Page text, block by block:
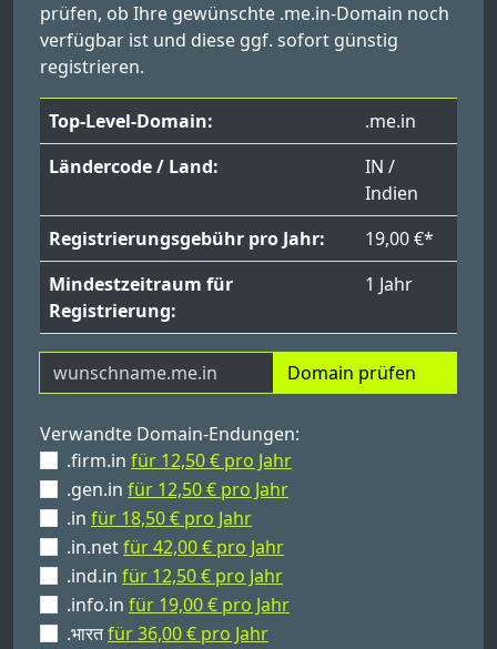
prüfen, ob Ihre gewünschte .me.in-Domain noch
verfügbar ist und diese ggf. sofort günstig
registrieren.
Top-Level-Domain:
.me.in
Ländercode / Land:
IN /
Indien
Registrierungsgebühr pro Jahr:
19,00 €*
Mindestzeitraum für
Registrierung:
1 Jahr
Domain prüfen
Verwandte Domain-Endungen:
.firm.in für 12,50 € pro Jahr
.gen.in für 12,50 € pro Jahr
.in für 18,50 € pro Jahr
.in.netfür 42,00 € pro Jahr
.ind.in für 12,50 € pro Jahr
.info.in für 19,00 € pro Jahr
.भारतfür 36,00 € pro Jahr